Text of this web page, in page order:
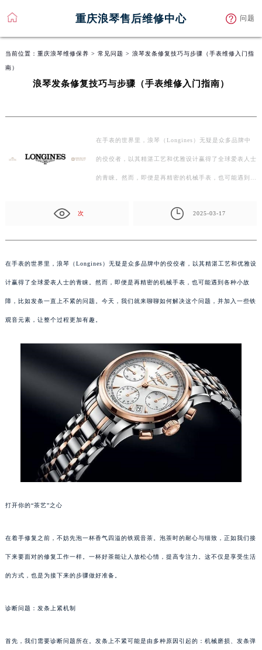
重庆浪琴售后维修中心 问题
当前位置： 重庆浪琴维修保养 > 常见问题 > 浪琴发条修复技巧与步骤（手表维修入门指
南）
浪琴发条修复技巧与步骤（手表维修入门指南）
在手表的世界里，浪琴（Longines）无疑是众多品牌中
的佼佼者，以其精湛工艺和优雅设计赢得了全球爱表人士
的青睐。然而，即便是再精密的机械手表，也可能遇到各
次 2025-03-17
在手表的世界里，浪琴（Longines）无疑是众多品牌中的佼佼者，以其精湛工艺和优雅设
计赢得了全球爱表人士的青睐。然而，即便是再精密的机械手表，也可能遇到各种小故
障，比如发条一直上不紧的问题。今天，我们就来聊聊如何解决这个问题，并加入一些铁
观音元素，让整个过程更加有趣。
打开你的“茶艺”之心
在着手修复之前，不妨先泡一杯香气四溢的铁观音茶。泡茶时的耐心与细致，正如我们接
下来要面对的修复工作一样。一杯好茶能让人放松心情，提高专注力。这不仅是享受生活
的方式，也是为接下来的步骤做好准备。
诊断问题：发条上紧机制
首先，我们需要诊断问题所在。发条上不紧可能是由多种原因引起的：机械磨损、发条弹